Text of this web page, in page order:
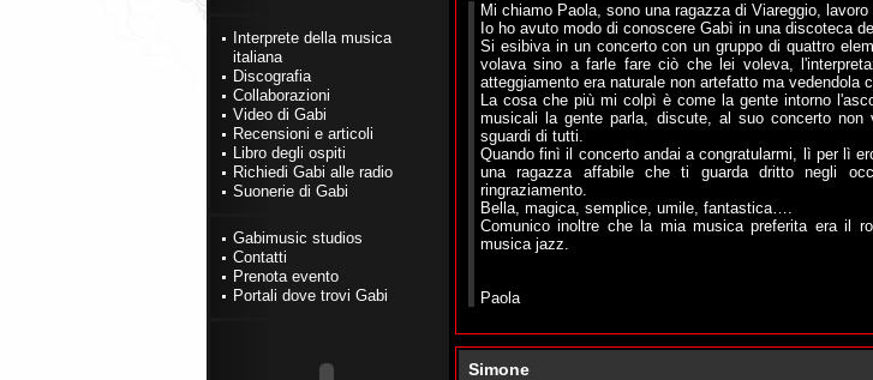
Interprete della musica
italiana
Discografia
Collaborazioni
Video di Gabi
Recensioni e articoli
Libro degli ospiti
Richiedi Gabi alle radio
Suonerie di Gabi
Gabimusic studios
Contatti
Prenota evento
Portali dove trovi Gabi
Mi chiamo Paola, sono una ragazza di Viareggio, lavoro
Io ho avuto modo di conoscere Gabì in una discoteca
Si esibiva in un concerto con un gruppo di quattro
volava sino a farle fare ciò che lei voleva,
atteggiamento era naturale non artefatto ma vedendola
La cosa che più mi colpì è come la gente intorno
musicali la gente parla, discute, al suo concerto
sguardi di tutti.
Quando finì il concerto andai a congratularmi, lì per lì
una ragazza affabile che ti guarda dritto negli
ringraziamento.
Bella, magica, semplice, umile, fantastica….
Comunico inoltre che la mia musica preferita era il
musica jazz.
Paola
Simone